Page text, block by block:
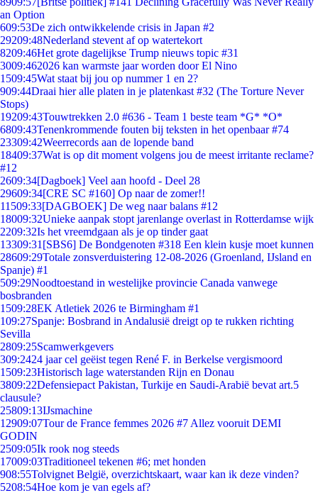
an Option
609:53De zich ontwikkelende crisis in Japan #2
29209:48Nederland stevent af op watertekort
8209:46Het grote dagelijkse Trump nieuws topic #31
3009:462026 kan warmste jaar worden door El Nino
1509:45Wat staat bij jou op nummer 1 en 2?
909:44Draai hier alle platen in je platenkast #32 (The Torture Never
Stops)
19209:43Touwtrekken 2.0 #636 - Team 1 beste team *G* *O*
6809:43Tenenkrommende fouten bij teksten in het openbaar #74
23309:42Weerrecords aan de lopende band
18409:37Wat is op dit moment volgens jou de meest irritante reclame?
#12
2609:34[Dagboek] Veel aan hoofd - Deel 28
29609:34[CRE SC #160] Op naar de zomer!!
11509:33[DAGBOEK] De weg naar balans #12
18009:32Unieke aanpak stopt jarenlange overlast in Rotterdamse wijk
2209:32Is het vreemdgaan als je op tinder gaat
13309:31 [SBS6] De Bondgenoten #318 Een klein kusje moet kunnen
28609:29Totale zonsverduistering 12-08-2026 (Groenland, IJsland en
Spanje) #1
509:29Noodtoestand in westelijke provincie Canada vanwege
bosbranden
1509:28EK Atletiek 2026 te Birmingham #1
109:27Spanje: Bosbrand in Andalusië dreigt op te rukken richting
Sevilla
2809:25Scamwerkgevers
309:2424 jaar cel geëist tegen René F. in Berkelse vergismoord
1509:23Historisch lage waterstanden Rijn en Donau
3809:22Defensiepact Pakistan, Turkije en Saudi-Arabië bevat art.5
clausule?
25809:13IJsmachine
12909:07Tour de France femmes 2026 #7 Allez vooruit DEMI
GODIN
2509:05Ik rook nog steeds
17009:03Traditioneel tekenen #6; met honden
908:55Tolvignet België, overzichtskaart, waar kan ik deze vinden?
5208:54Hoe kom je van egels af?